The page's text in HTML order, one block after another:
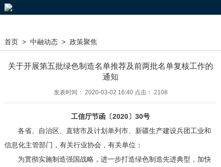
首页 > 中融动态> 政策聚焦
关于开展第五批绿色制造名单推荐及前两批名单复核工作的
通知
发表时间： 2020-03-02 16:40 点击： 2108
工信厅节函〔2020〕30号
各省、自治区、直辖市及计划单列市、新疆生产建设兵团工业和
信息化主管部门，有关行业协会，有关单位：
为贯彻实施制造强国战略，进一步打造绿色制造先进典型，加快